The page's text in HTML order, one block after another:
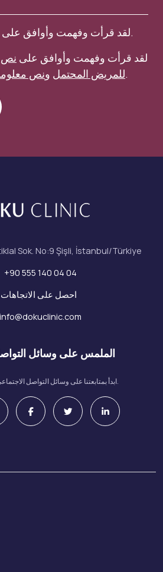
لقد قرأت وفهمت وأوافق على.
لقد قرأت وفهمت وأوافق على نص
للمريض المحتمل ونص .
Sok. No:9 Şişli, İstanbul/Türkiye
+90 555 140 04 04
احصل على الاتجاهات
info@dokuclinic.com
الملمس على وسائل
ابدأ بمتابعتنا على وسائل التواصل الاجتماعي وكن أول من يعرف.